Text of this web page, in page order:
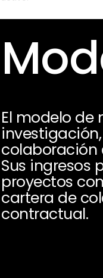
El modelo de
colaboración
Sus ingresos
proyectos
cartera de
contractual.